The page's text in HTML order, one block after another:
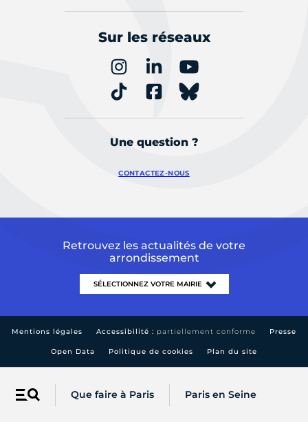
Menu Que faire à Paris Paris en Seine
Sur les réseaux
Une question ?
CONTACTEZ-NOUS
Retrouvez les actualités de votre
arrondissement
Mentions légales Accessibilité : partiellement conforme Presse
Open Data Politique de cookies Plan du site